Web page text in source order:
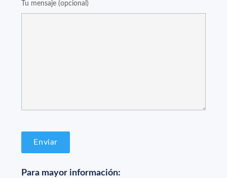
Tu mensaje (opcional)
Para mayor información: